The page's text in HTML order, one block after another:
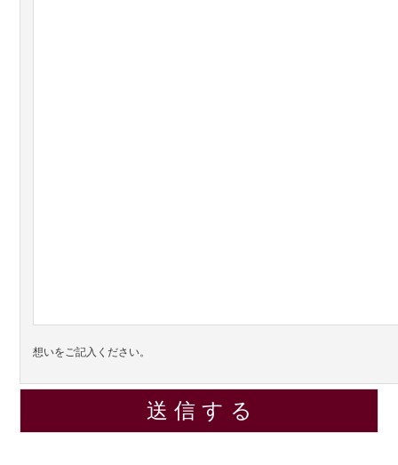
想いをご記入ください。